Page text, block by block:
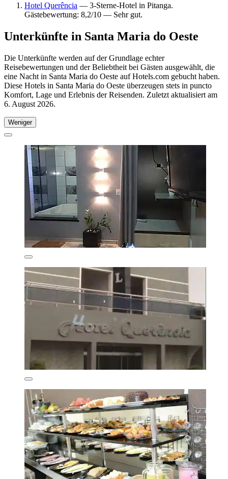
Hotel Querência — 3-Sterne-Hotel in Pitanga.
Gästebewertung: 8,2/10 — Sehr gut.
Unterkünfte in Santa Maria do Oeste
Die Unterkünfte werden auf der Grundlage echter
Reisebewertungen und der Beliebtheit bei Gästen ausgewählt, die
eine Nacht in Santa Maria do Oeste auf Hotels.com gebucht haben.
Diese Hotels in Santa Maria do Oeste überzeugen stets in puncto
Komfort, Lage und Erlebnis der Reisenden. Zuletzt aktualisiert am
6. August 2026.
Weniger